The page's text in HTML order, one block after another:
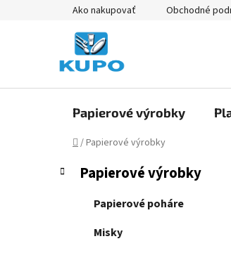
Ako nakupovať Obchodné
Papierové výrobky
Domov
/Papierové výrobky
B
Preskočiť
kategórie
K
a
Papierové výrobky
Papierové poháre
Misky